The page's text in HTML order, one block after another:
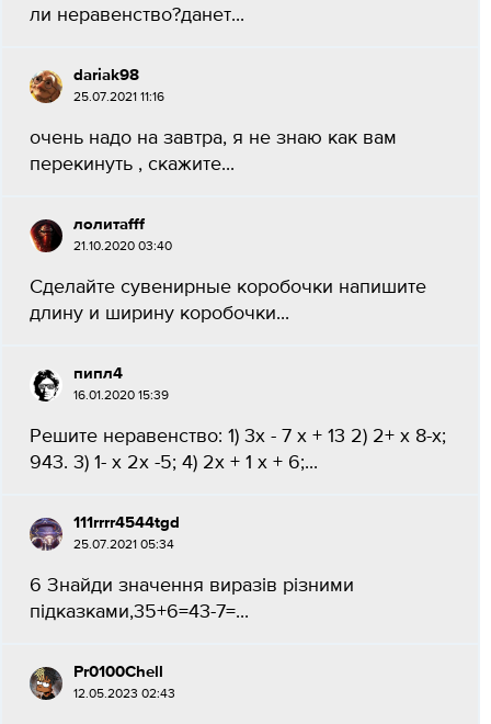
ли неравенство?данет​...
dariak98
25.07.2021 11:16
очень надо на завтра, я не знаю как вам
перекинуть , скажите...
лолитаfff
21.10.2020 03:40
Сделайте сувенирные коробочки напишите
длину и ширину коробочки​...
пипл4
16.01.2020 15:39
Решите неравенство: 1) 3х - 7 х + 13 2) 2+ x 8-х;
943. 3) 1- x 2х -5; 4) 2x + 1 х + 6;​...
111rrrr4544tgd
25.07.2021 05:34
6 Знайди значення виразів різними
підказками,35+6=43-7=​...
Pr0100Chell
12.05.2023 02:43